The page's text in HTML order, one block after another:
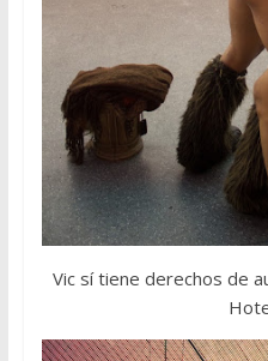
Vic sí tiene derechos de